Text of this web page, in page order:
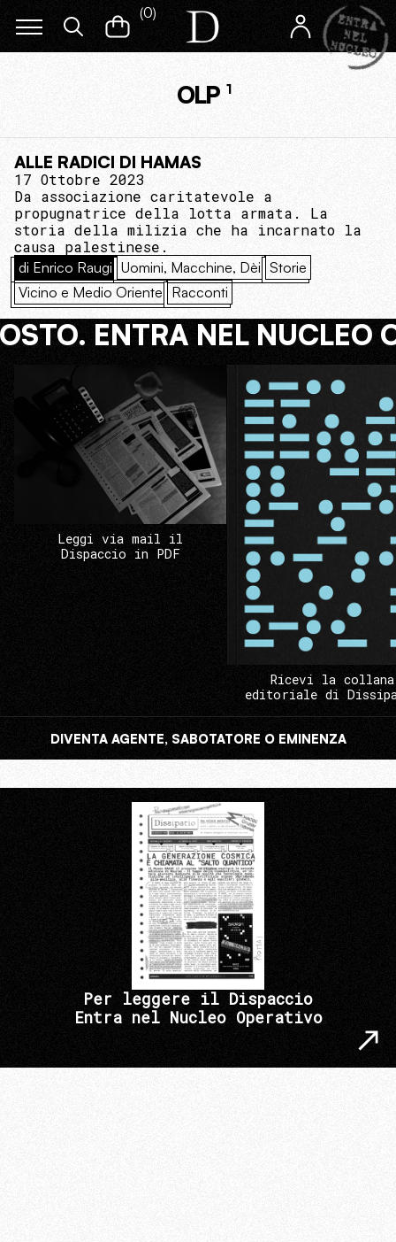
(0)
OLP 1
ALLE RADICI DI HAMAS
17 Ottobre 2023
Da associazione caritatevole a
propugnatrice della lotta armata. La
storia della milizia che ha incarnato la
causa palestinese.
di Enrico Raugi Uomini, Macchine, Dèi Storie
Vicino e Medio Oriente Racconti
ENTRA NEL NUCLEO
Leggi via mail il
Dispaccio in PDF
Ricevi la collana
editoriale di
DIVENTA AGENTE, SABOTATORE O EMINENZA
Per leggere il Dispaccio
Entra nel Nucleo Operativo